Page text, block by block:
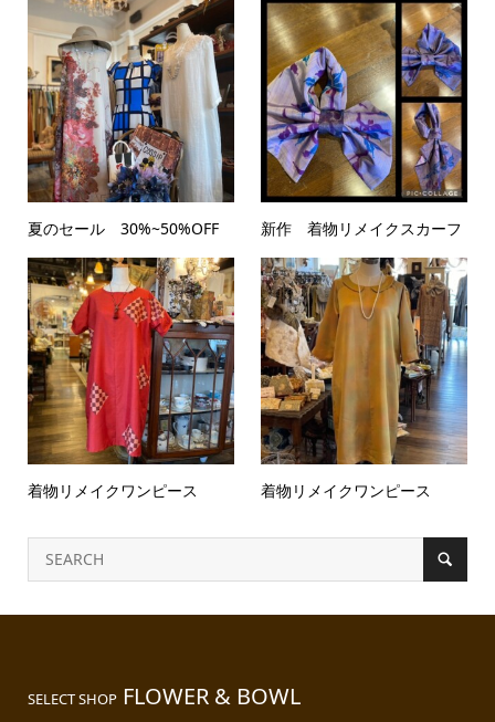
夏のセール 30%~50%OFF 新作 着物リメイクスカーフ
着物リメイクワンピース 着物リメイクワンピース
SELECT SHOP FLOWER & BOWL